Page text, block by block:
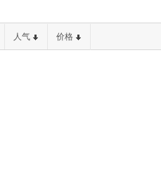
人气 价格